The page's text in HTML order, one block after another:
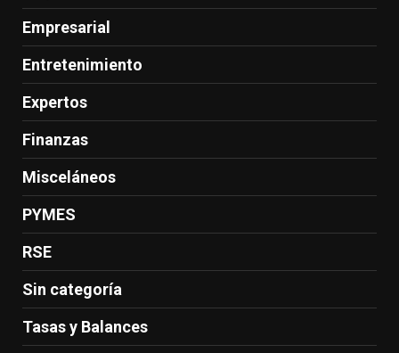
Empresarial
Entretenimiento
Expertos
Finanzas
Misceláneos
PYMES
RSE
Sin categoría
Tasas y Balances